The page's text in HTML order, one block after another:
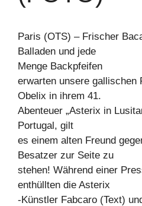
Paris (OTS) – Frischer
Balladen und jede
Menge Backpfeifen
erwarten unsere gallischen
Obelix in ihrem 41.
Abenteuer „Asterix in
Portugal, gilt
es einem alten Freund
Besatzer zur Seite zu
stehen! Während einer
enthüllten die Asterix
-Künstler Fabcaro (Text)